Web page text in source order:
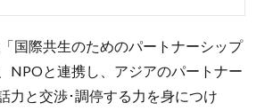
国際共生のためのパートナーシップ
NPOと連携し、アジアのパートナー
力と交渉･調停する力を身につけ